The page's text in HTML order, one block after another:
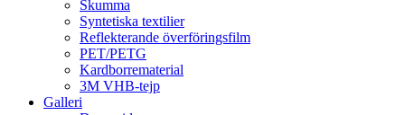
Skumma
Syntetiska textilier
Reflekterande överföringsfilm
PET/PETG
Kardborrematerial
3M VHB-tejp
Galleri